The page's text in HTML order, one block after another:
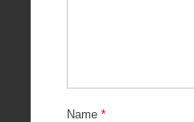
Name *